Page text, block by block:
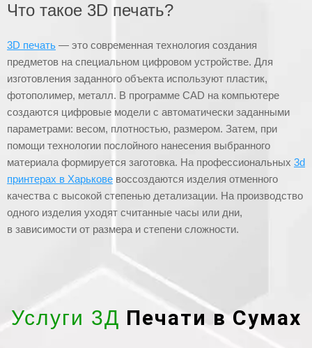
Что такое 3D печать?
3D печать — это современная технология создания
предметов на специальном цифровом устройстве. Для
изготовления заданного объекта используют пластик,
фотополимер, металл. В программе CAD на компьютере
создаются цифровые модели с автоматически заданными
параметрами: весом, плотностью, размером. Затем, при
помощи технологии послойного нанесения выбранного
материала формируется заготовка. На профессиональных 3d
принтерах в Харькове воссоздаются изделия отменного
качества с высокой степенью детализации. На производство
одного изделия уходят считанные часы или дни,
в зависимости от размера и степени сложности.
Услуги 3Д Печати в Сумах